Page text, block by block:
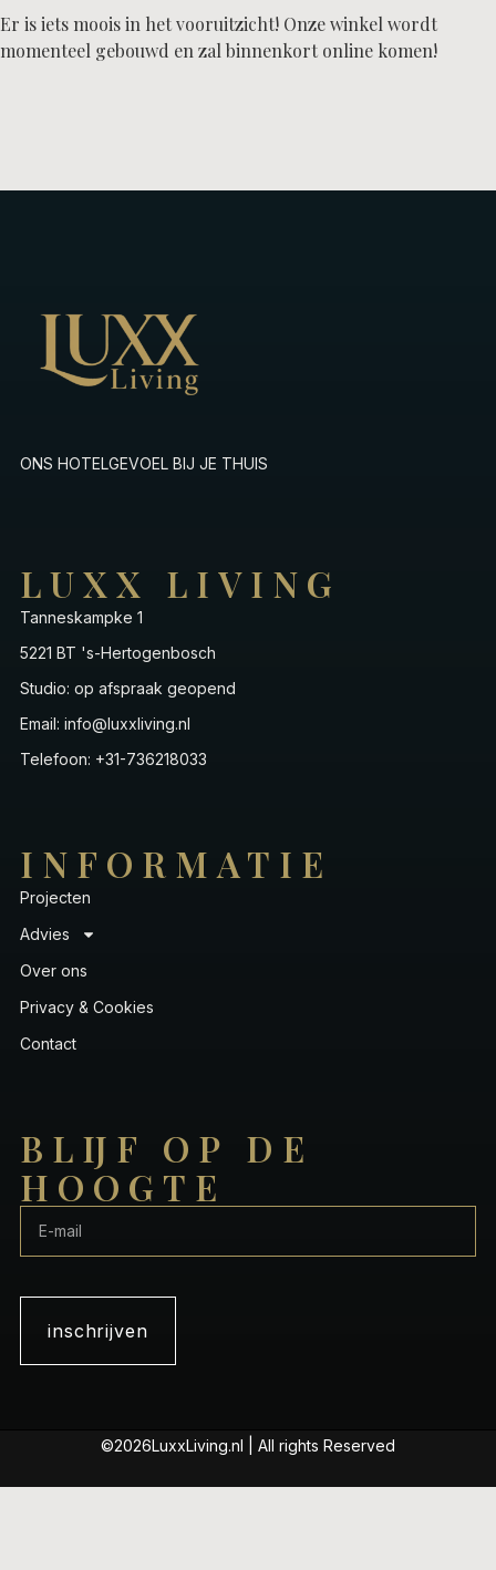
Er is iets moois in het vooruitzicht! Onze winkel wordt
momenteel gebouwd en zal binnenkort online komen!
ONS HOTELGEVOEL BIJ JE THUIS
LUXX LIVING
Tanneskampke 1
5221 BT 's-Hertogenbosch
Studio: op afspraak geopend
Email: info@luxxliving.nl
Telefoon: +31-736218033
INFORMATIE
Projecten
Advies
Over ons
Privacy & Cookies
Contact
BLIJF OP DE
HOOGTE
inschrijven
©2026LuxxLiving.nl | All rights Reserved